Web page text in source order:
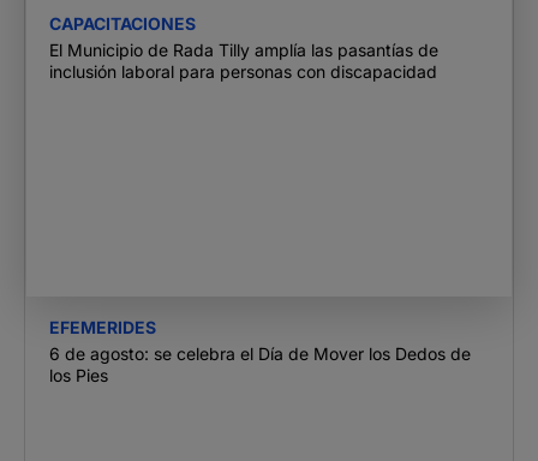
CAPACITACIONES
El Municipio de Rada Tilly amplía las pasantías de
inclusión laboral para personas con discapacidad
EFEMERIDES
6 de agosto: se celebra el Día de Mover los Dedos de
los Pies